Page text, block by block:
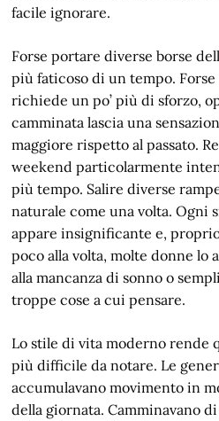
facile ignorare.
Forse portare diverse borse
più faticoso di un tempo.
richiede un po’ più di sforzo,
camminata lascia una
maggiore rispetto al passato.
weekend particolarmente
più tempo. Salire diverse
naturale come una volta. Ogni
appare insignificante e,
poco alla volta, molte donne lo
alla mancanza di sonno o
troppe cose a cui pensare.
Lo stile di vita moderno rende
più difficile da notare. Le
accumulavano movimento in
della giornata. Camminavano